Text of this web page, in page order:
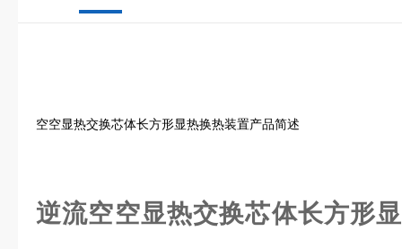
空空显热交换芯体长方形显热换热装置产品简述
逆流空空显热交换芯体长方形